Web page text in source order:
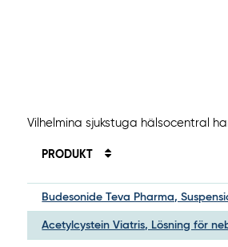
Vilhelmina sjukstuga hälsocentral
PRODUKT
Budesonide Teva Pharma,
Acetylcystein Viatris, Lösning för